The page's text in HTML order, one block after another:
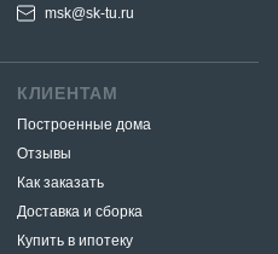
msk@sk-tu.ru
КЛИЕНТАМ
Построенные дома
Отзывы
Как заказать
Доставка и сборка
Купить в ипотеку